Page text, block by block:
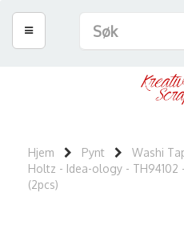
Hjem Pynt Washi
Holtz - Idea-ology - TH94102
(2pcs)